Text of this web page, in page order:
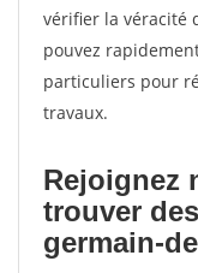
vérifier la véracité
pouvez
particuliers pour
travaux.
Rejoignez
trouver
germain-